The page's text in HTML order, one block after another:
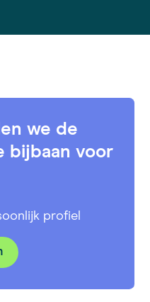
we de
bijbaan voor
profiel